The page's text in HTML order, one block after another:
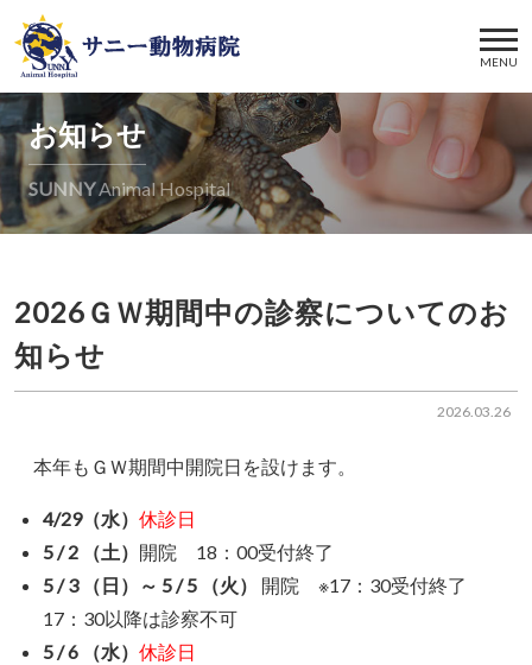
MENU
お知らせ
SUNNYAnimal Hospital
2026.03.26
2026ＧＷ期間中の診察についてのお
知らせ
本年もＧＷ期間中開院日を設けます。
4/29（水） 休診日
5 / 2 （土） 開院 18：00受付終了
5 / 3 （日）～ 5 / 5 （火）
開院 ※17：30受付終了
17：30以降は診察不可
5 / 6 （水） 休診日